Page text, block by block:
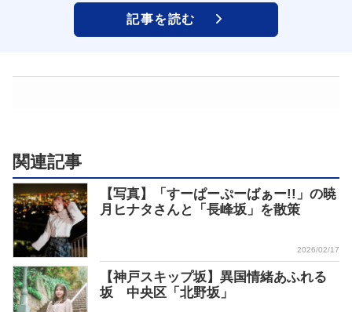
記事を読む
関連記事
【写真】「すーぱーぷーばぁー!!」の暁
月ヒナタさんと「長峰坂」を散策
2026/02/17
【神戸スキップ坂】異国情緒あふれる
坂 中央区「北野坂」